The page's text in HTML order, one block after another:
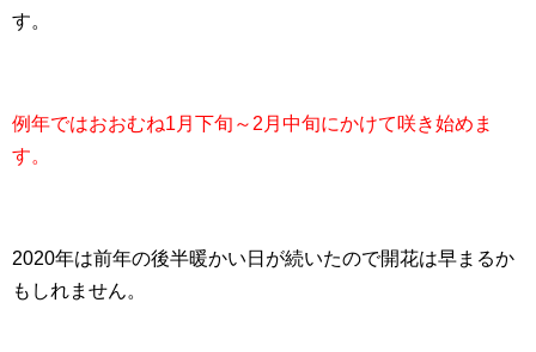
す。
例年ではおおむね1月下旬～2月中旬にかけて咲き始めま
す。
2020年は前年の後半暖かい日が続いたので開花は早まるか
もしれません。